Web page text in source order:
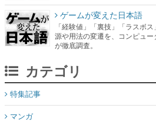
ゲームが変えた日本語
「経験値」「裏技」「ラスボ
源や用法の変遷を、コンピュ
が徹底調査。
カテゴリ
特集記事
マンガ